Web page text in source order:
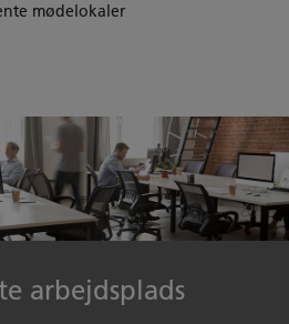
mødelokaler
arbejdsplads